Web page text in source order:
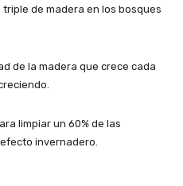
de madera en los bosques
de la madera que crece cada
limpiar un 60% de las
invernadero.